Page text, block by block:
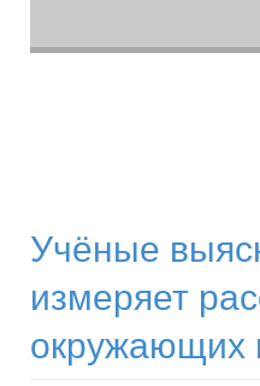
Учёные
измеряет
окружающих